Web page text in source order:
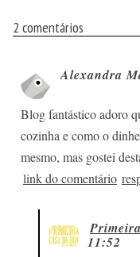
2 comentários
Alexandra
Blog fantástico adoro
cozinha e como o
mesmo, mas gostei
link do comentário
11:52